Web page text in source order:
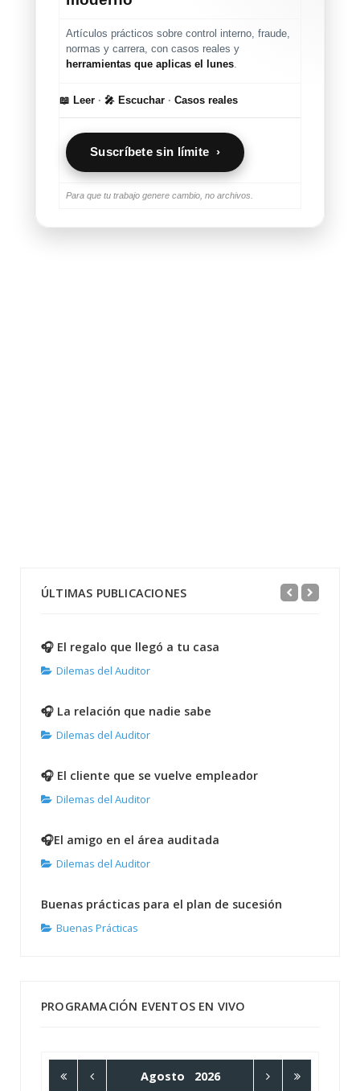
Artículos prácticos sobre control interno, fraude,
normas y carrera, con casos reales y
herramientas que aplicas el lunes.
📖 Leer · 🎤 Escuchar · Casos reales
Suscríbete sin límite ›
Para que tu trabajo genere cambio, no archivos.
ÚLTIMAS PUBLICACIONES
🎧 El regalo que llegó a tu casa
Dilemas del Auditor
🎧 La relación que nadie sabe
Dilemas del Auditor
🎧 El cliente que se vuelve empleador
Dilemas del Auditor
🎧El amigo en el área auditada
Dilemas del Auditor
Buenas prácticas para el plan de sucesión
Buenas Prácticas
PROGRAMACIÓN EVENTOS EN VIVO
Agosto 2026